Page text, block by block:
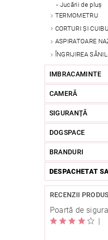
Jucării de pluș
TERMOMETRU
CORTURI ȘI
ASPIRATOARE
ÎNGRIJIREA
IMBRACAMINTE
CAMERĂ
SIGURANȚĂ
DOGSPACE
BRANDURI
DESPACHETAT
RECENZII
|